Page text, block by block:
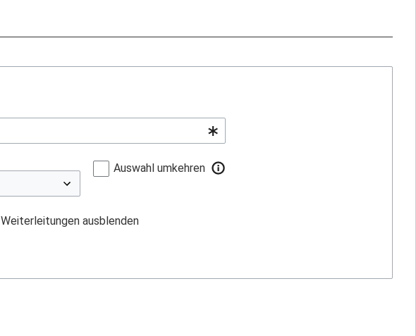
Auswahl umkehren
Weiterleitungen ausblenden